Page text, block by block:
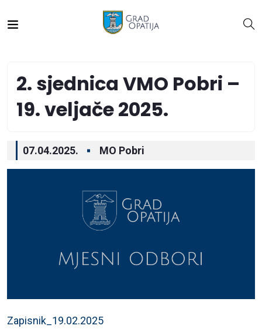
2. sjednica VMO Pobri –
19. veljače 2025.
07.04.2025. MO Pobri
Zapisnik_19.02.2025